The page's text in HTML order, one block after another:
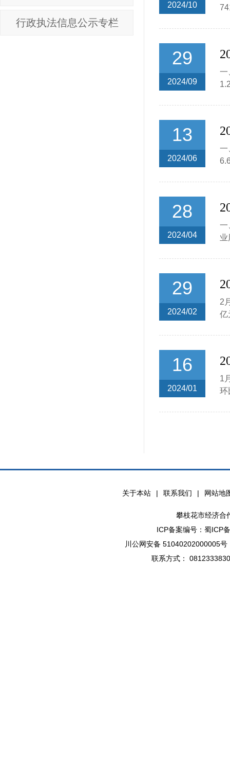
行政执法信息公示专栏
2024/10
29
2024/09
一
13
2024/06
一
28
2024/04
一
业
29
2024/02
2
亿
16
2024/01
1
环
关于本站 | 联系我们 | 网站地
攀枝花市经济合
ICP备案编号：蜀ICP
川公网安备 51040202000005号
联系方式：